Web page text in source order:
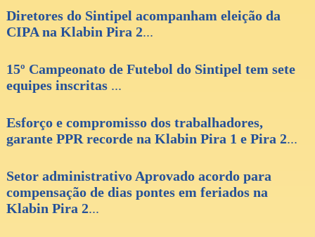
Diretores do Sintipel acompanham eleição da
CIPA na Klabin Pira 2...
15º Campeonato de Futebol do Sintipel tem sete
equipes inscritas ...
Esforço e compromisso dos trabalhadores,
garante PPR recorde na Klabin Pira 1 e Pira 2...
Setor administrativo Aprovado acordo para
compensação de dias pontes em feriados na
Klabin Pira 2...